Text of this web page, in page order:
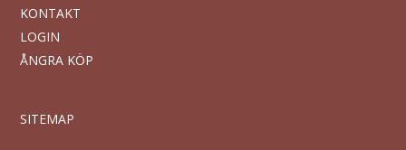
KONTAKT
LOGIN
ÅNGRA KÖP
SITEMAP